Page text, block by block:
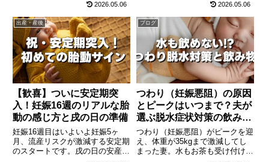
れる簡単シロップレシピを紹介し
ます。
2026.05.06
妊娠高血圧症候群のリスクや、激
しい腰痛、夜中の足のつりなど妊
娠中期特有のトラブルも急増しま
す。赤ちゃんの成長と今すぐやる
べき妊娠線ケアを徹底解説しま
す。
2026.05.06
出産・産後
【歓喜】ついに安定期突
入！妊娠16週のリアルな胎
動の感じ方と戌の日の準備
妊娠16週目はいよいよ妊娠5ヶ
月、流産リスクが激減する安定期
のスタートです。戌の日の安産祈
ブログ
つわり（妊娠悪阻）の原因
とピークはいつまで？夫が
選ぶ脱水症状対策の飲み物
｜夫の妊娠体験記⑤
つわり（妊娠悪阻）がピークを迎
え、体重が35kgまで激減してし
まった妻。水もお茶も受け付けな